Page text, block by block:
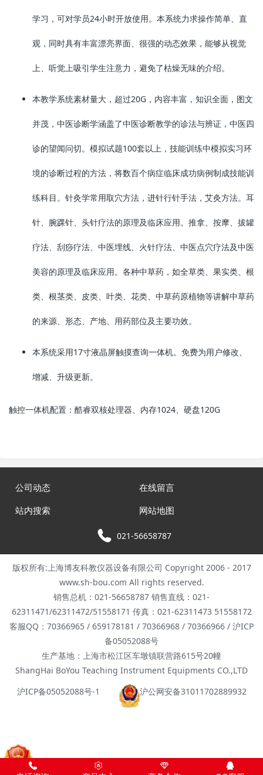
学习，可对学员24小时开放使用。本系统力求操作简单、直
观，同时具有丰富漂亮界面、很强的动态效果，能够从视觉
上、听觉上吸引学生注意力，避免了枯燥无味的介绍。
本教学系统素材量大，超过20G，内容丰富，知识全面，图文
并茂，中医诊断学涵盖了中医诊断教学的诊法与辨证，中医四
诊的望闻问切。模拟试题100套以上，技能训练中模拟实习环
境的诊断过程的方法，将数百个病症临床成功病例制成技能训
练科目。针灸学常用取穴方法，进针行针手法，艾灸方法。耳
针、腕踝针、头针疗法的原理及临床应用。推拿、按摩、拔罐
疗法、刮痧疗法、中医埋线、火针疗法、中医点穴疗法及中医
美容的原理及临床应用。各种中草药，如全草类、果实类、根
类、根茎类、皮类、叶类、花类、中草药原植物等讲解中草药
的来源、形态、产地、用药部位及主要功效。
本系统采用17寸液晶屏触摸查询一体机。免费为用户修改、
增减、升级更新。
触控一体机配置：酷睿双核处理器、内存1024、硬盘120G
公司动态
在线留言
站内搜索
网站地图
021-56658787
版权所有:上海博友科教仪器设备有限公司 Copyright 2006 - 2017
www.sh-bou.com All rights reserved.
销售总机：021-56658787 销售直线：021-
62311471/62311472/51558171 传真：021-62311473 51558172
客服QQ：70366965 / 659178181 / 70366968 / 70366966 / 沪ICP
备05052088号
生产基地：上海市松江区车墩镇联营路615号20幢
ShangHai BoYou Teaching Instrument Equipments CO.,LTD
沪ICP备05052088号-1
沪公网安备31011702889932